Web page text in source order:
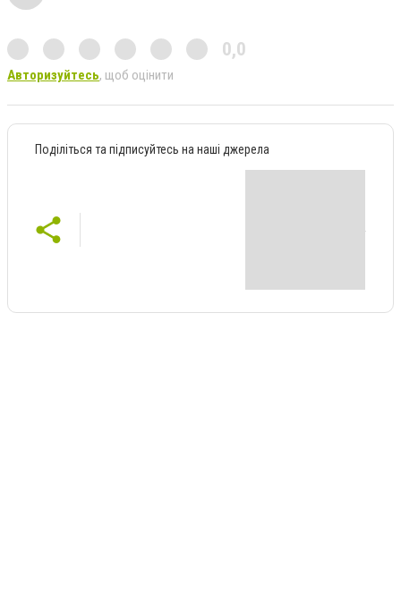
0,0
Авторизуйтесь, щоб оцінити
Поділіться та підписуйтесь на наші джерела